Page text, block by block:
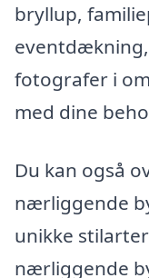
bryllup,
fotografer i
med dine
Du kan også
nærliggende
unikke
nærliggende